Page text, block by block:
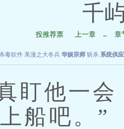
千
投推荐票 上一章 ← 章
毒软件 美漫之大冬兵 华娱宗师 斩杀 系统供
他一会
船吧。”